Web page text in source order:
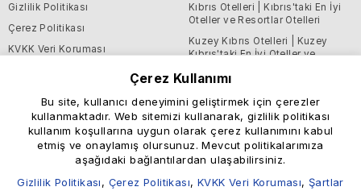
Gizlilik Politikası
Çerez Politikası
KVKK Veri Koruması
Kıbrıs Otelleri | Kıbrıs'taki En İyi
Oteller ve Resortlar Otelleri
Kuzey Kıbrıs Otelleri | Kuzey
Kıbrıs'taki En İyi Oteller ve
Destek ve Faydalı Bilgiler
Yardım Merkezi
Çerez Kullanımı
Bu site, kullanıcı deneyimini geliştirmek için çerezler
kullanmaktadır. Web sitemizi kullanarak, gizlilik politikası
kullanım koşullarına uygun olarak çerez kullanımını kabul
etmiş ve onaylamış olursunuz. Mevcut politikalarımıza
aşağıdaki bağlantılardan ulaşabilirsiniz.
Gizlilik Politikası, Çerez Politikası, KVKK Veri Koruması, Şartlar